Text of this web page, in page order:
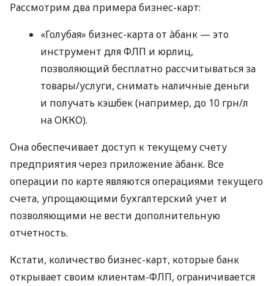
Рассмотрим два примера бизнес-карт:
«Голубая» бизнес-карта от àбанк — это
инструмент для ФЛП и юрлиц,
позволяющий бесплатно рассчитываться за
товары/услуги, снимать наличные деньги
и получать кэшбек (например, до 10 грн/л
на ОККО).
Она обеспечивает доступ к текущему счету
предприятия через приложение àбанк. Все
операции по карте являются операциями текущего
счета, упрощающими бухгалтерский учет и
позволяющими не вести дополнительную
отчетность.
Кстати, количество бизнес-карт, которые банк
открывает своим клиентам-ФЛП, ограничивается